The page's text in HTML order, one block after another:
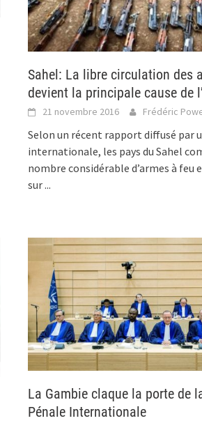
Sahel: La libre circulation des
devient la principale cause de
21 novembre 2016 Frédéric
Selon un récent rapport diffusé par
internationale, les pays du Sahel
nombre considérable d’armes à feu
sur...
La Gambie claque la porte de
Pénale Internationale